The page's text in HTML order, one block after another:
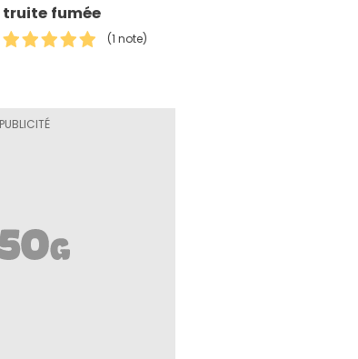
croustillants de
Asiago AOP
truite fumée
(1 note)